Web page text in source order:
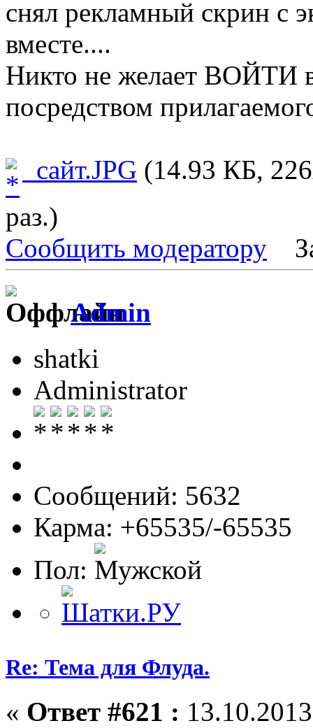
снял рекламный скрин с
вместе....
Никто не желает ВОЙТИ
посредством
сайт.JPG (14.93 КБ,
раз.)
Сообщить модератору
Admin
shatki
Administrator
Сообщений: 5632
Карма: +65535/-65535
Пол:
Re: Тема для Флуда.
« Ответ #621 :